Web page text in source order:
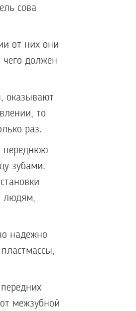
сова
от них они
должен
оказывают
то
раз.
переднюю
зубами.
людям,
надежно
межзубной